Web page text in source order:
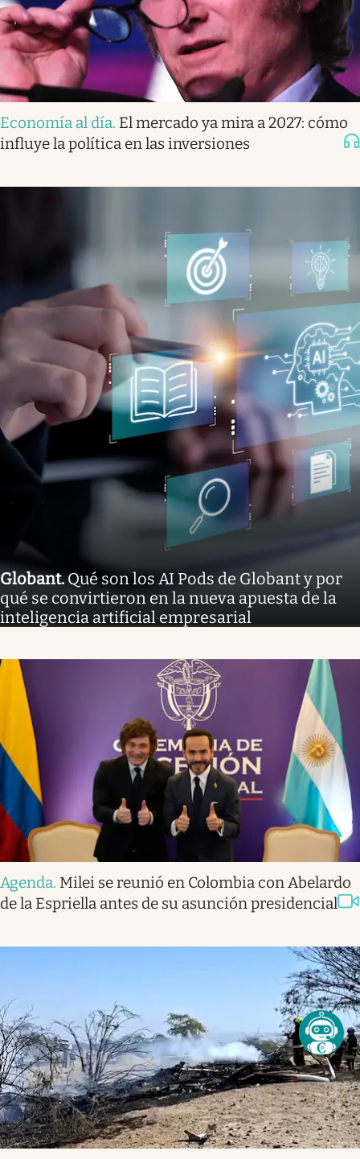
Economía al día. El mercado ya mira a 2027: cómo
influye la política en las inversiones
Globant.Qué son los AI Pods de Globant y por
qué se convirtieron en la nueva apuesta de la
inteligencia artificial empresarial
Agenda. Milei se reunió en Colombia con Abelardo
de la Espriella antes de su asunción presidencial